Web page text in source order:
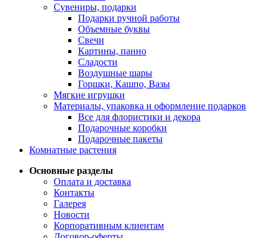
Сувениры, подарки
Подарки ручной работы
Объемные буквы
Свечи
Картины, панно
Сладости
Воздушные шары
Горшки, Кашпо, Вазы
Мягкие игрушки
Материалы, упаковка и оформление подарков
Все для флористики и декора
Подарочные коробки
Подарочные пакеты
Комнатные растения
Основные разделы
Оплата и доставка
Контакты
Галерея
Новости
Корпоративным клиентам